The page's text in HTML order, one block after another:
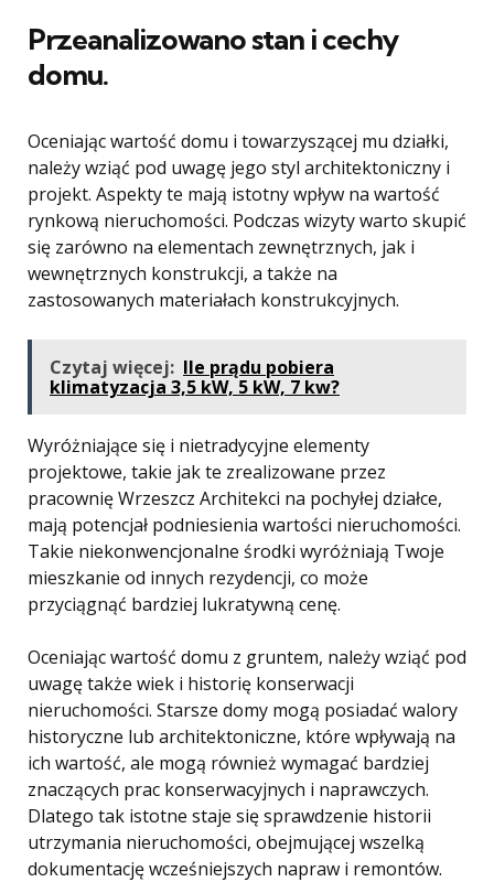
Przeanalizowano stan i cechy
domu.
Oceniając wartość domu i towarzyszącej mu działki,
należy wziąć pod uwagę jego styl architektoniczny i
projekt. Aspekty te mają istotny wpływ na wartość
rynkową nieruchomości. Podczas wizyty warto skupić
się zarówno na elementach zewnętrznych, jak i
wewnętrznych konstrukcji, a także na
zastosowanych materiałach konstrukcyjnych.
Czytaj więcej: Ile prądu pobiera
klimatyzacja 3,5 kW, 5 kW, 7 kw?
Wyróżniające się i nietradycyjne elementy
projektowe, takie jak te zrealizowane przez
pracownię Wrzeszcz Architekci na pochyłej działce,
mają potencjał podniesienia wartości nieruchomości.
Takie niekonwencjonalne środki wyróżniają Twoje
mieszkanie od innych rezydencji, co może
przyciągnąć bardziej lukratywną cenę.
Oceniając wartość domu z gruntem, należy wziąć pod
uwagę także wiek i historię konserwacji
nieruchomości. Starsze domy mogą posiadać walory
historyczne lub architektoniczne, które wpływają na
ich wartość, ale mogą również wymagać bardziej
znaczących prac konserwacyjnych i naprawczych.
Dlatego tak istotne staje się sprawdzenie historii
utrzymania nieruchomości, obejmującej wszelką
dokumentację wcześniejszych napraw i remontów.